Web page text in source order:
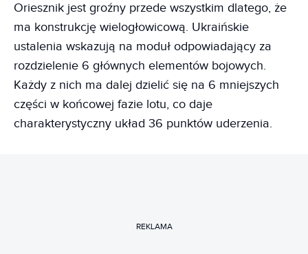
Oriesznik jest groźny przede wszystkim dlatego, że
ma konstrukcję wielogłowicową. Ukraińskie
ustalenia wskazują na moduł odpowiadający za
rozdzielenie 6 głównych elementów bojowych.
Każdy z nich ma dalej dzielić się na 6 mniejszych
części w końcowej fazie lotu, co daje
charakterystyczny układ 36 punktów uderzenia.
REKLAMA